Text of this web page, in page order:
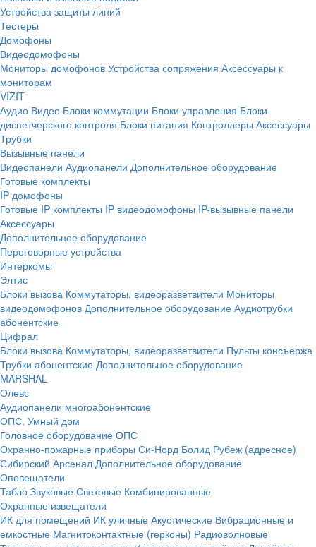
Устройства защиты линий
Тестеры
Домофоны
Видеодомофоны
Мониторы домофонов Устройства сопряжения Аксессуары к
мониторам
VIZIT
Аудио Видео Блоки коммутации Блоки управления Блоки
диспетчерского контроля Блоки питания Контроллеры Аксессуары
Трубки
Вызывные панели
Видеопанели Аудиопанели Дополнительное оборудование
Готовые комплекты
IP домофоны
Готовые IP комплекты IP видеодомофоны IP-вызывные панели
Аксессуары
Дополнительное оборудование
Переговорные устройства
Интеркомы
Элтис
Блоки вызова Коммутаторы, видеоразветвители Мониторы
видеодомофонов Дополнительное оборудование Аудиотрубки
абонентские
Цифрал
Блоки вызова Коммутаторы, видеоразветвители Пульты консъержа
Трубки абонентские Дополнительное оборудование
MARSHAL
Олевс
Аудиопанели многоабонентские
ОПС, Умный дом
Головное оборудование ОПС
Охранно-пожарные приборы Си-Норд Болид Рубеж (адресное)
Сибирский Арсенал Дополнительное оборудование
Оповещатели
Табло Звуковые Световые Комбинированные
Охранные извещатели
ИК для помещений ИК уличные Акустические Вибрационные и
емкостные Магнитоконтактные (герконы) Радиоволновые